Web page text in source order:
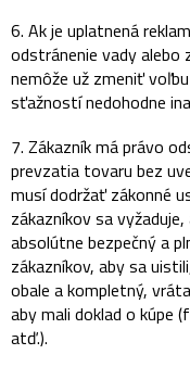
6. Ak je uplatnená
odstránenie vady alebo
nemôže už zmeniť
sťažností nedohodne
7. Zákazník má právo
prevzatia tovaru bez
musí dodržať zákonné
zákazníkov sa
absolútne bezpečný a
zákazníkov, aby sa
obale a kompletný,
aby mali doklad o kúpe
atď.).